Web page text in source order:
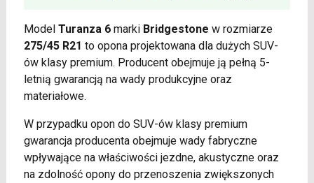
Model Turanza 6marki Bridgestone w rozmiarze
275/45 R21 to opona projektowana dla dużych SUV-
ów klasy premium. Producent obejmuje ją pełną 5-
letnią gwarancją na wady produkcyjne oraz
materiałowe.
W przypadku opon do SUV-ów klasy premium
gwarancja producenta obejmuje wady fabryczne
wpływające na właściwości jezdne, akustyczne oraz
na zdolność opony do przenoszenia zwiększonych